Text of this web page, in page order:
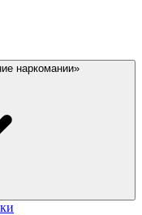
наркомании»